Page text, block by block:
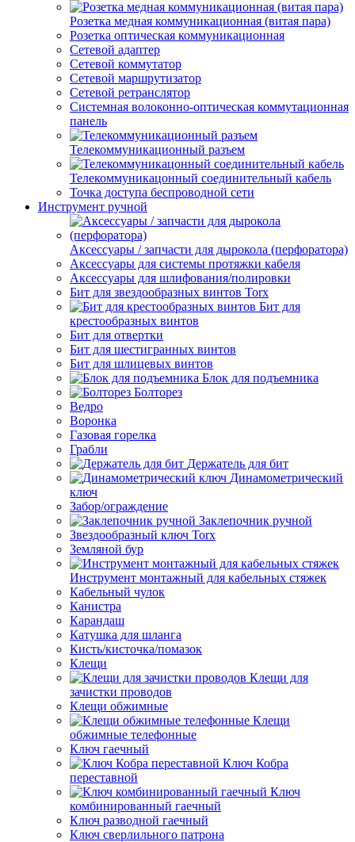
Розетка медная коммуникационная (витая пара)
Розетка оптическая коммуникационная
Сетевой адаптер
Сетевой коммутатор
Сетевой маршрутизатор
Сетевой ретранслятор
Системная волоконно-оптическая коммутационная
панель
Телекоммуникационный разъем
Телекоммуникацонный соединительный кабель
Точка доступа беспроводной сети
Инструмент ручной
Аксессуары / запчасти для дырокола (перфоратора)
Аксессуары для системы протяжки кабеля
Аксессуары для шлифования/полировки
Бит для звездообразных винтов Torx
Бит для
крестообразных винтов
Бит для отвертки
Бит для шестигранных винтов
Бит для шлицевых винтов
Блок для подъемника
Болторез
Ведро
Воронка
Газовая горелка
Грабли
Держатель для бит
Динамометрический
ключ
Забор/ограждение
Заклепочник ручной
Звездообразный ключ Torx
Земляной бур
Инструмент монтажный для кабельных стяжек
Кабельный чулок
Канистра
Карандаш
Катушка для шланга
Кисть/кисточка/помазок
Клещи
Клещи для
зачистки проводов
Клещи обжимные
Клещи
обжимные телефонные
Ключ гаечный
Ключ Кобра
переставной
Ключ
комбинированный гаечный
Ключ разводной гаечный
Ключ сверлильного патрона